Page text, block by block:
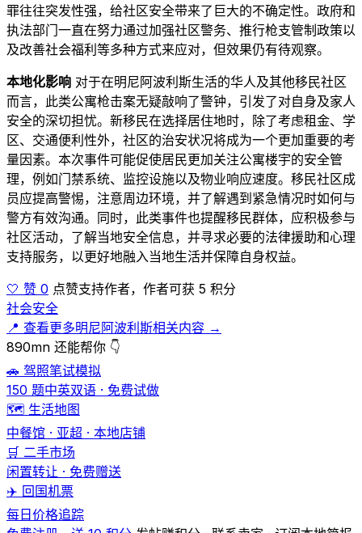
罪往往突发性强，给社区安全带来了巨大的不确定性。政府和
执法部门一直在努力通过加强社区警务、推行枪支管制政策以
及改善社会福利等多种方式来应对，但效果仍有待观察。
本地化影响 对于在明尼阿波利斯生活的华人及其他移民社区
而言，此类公寓枪击案无疑敲响了警钟，引发了对自身及家人
安全的深切担忧。新移民在选择居住地时，除了考虑租金、学
区、交通便利性外，社区的治安状况将成为一个更加重要的考
量因素。本次事件可能促使居民更加关注公寓楼宇的安全管
理，例如门禁系统、监控设施以及物业响应速度。移民社区成
员应提高警惕，注意周边环境，并了解遇到紧急情况时如何与
警方有效沟通。同时，此类事件也提醒移民群体，应积极参与
社区活动，了解当地安全信息，并寻求必要的法律援助和心理
支持服务，以更好地融入当地生活并保障自身权益。
🤍 赞 0 点赞支持作者，作者可获 5 积分
社会安全
📍 查看更多明尼阿波利斯相关内容 →
890mn 还能帮你 👇
🚗 驾照笔试模拟
150 题中英双语 · 免费试做
🗺️ 生活地图
中餐馆 · 亚超 · 本地店铺
🛒 二手市场
闲置转让 · 免费赠送
✈️ 回国机票
每日价格追踪